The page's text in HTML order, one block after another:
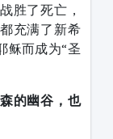
胜了死亡，
充满了新希
稣而成为“圣
的幽谷，也